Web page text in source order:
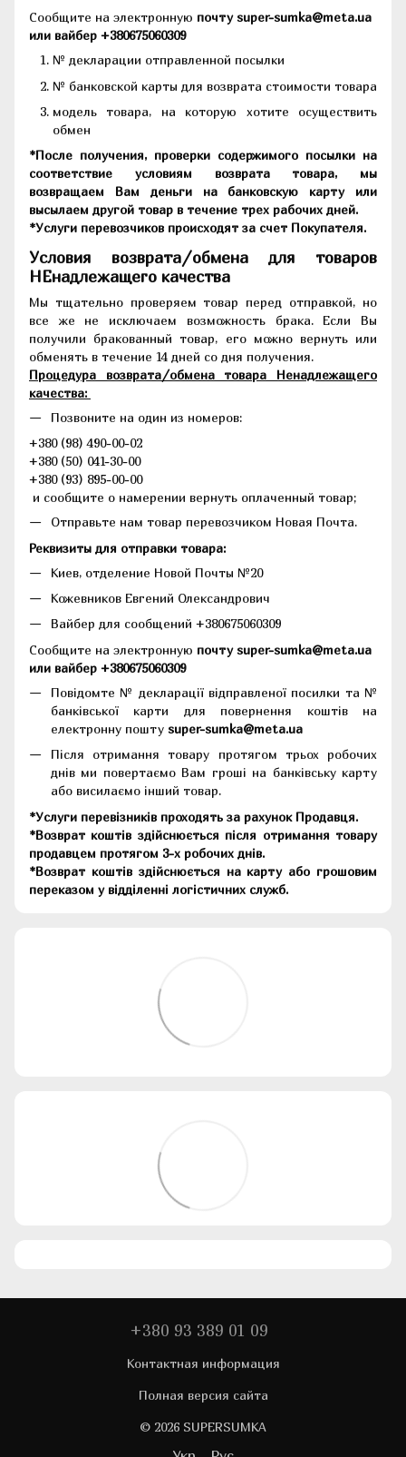
Сообщите на электронную почту super-sumka@meta.ua
или вайбер +380675060309
№ декларации отправленной посылки
№ банковской карты для возврата стоимости товара
модель товара, на которую хотите осуществить
обмен
*После получения, проверки содержимого посылки на
соответствие условиям возврата товара, мы
возвращаем Вам деньги на банковскую карту или
высылаем другой товар в течение трех рабочих дней.
*Услуги перевозчиков происходят за счет Покупателя.
Условия возврата/обмена для товаров
НЕнадлежащего качества
Мы тщательно проверяем товар перед отправкой, но
все же не исключаем возможность брака. Если Вы
получили бракованный товар, его можно вернуть или
обменять в течение 14 дней со дня получения.
Процедура возврата/обмена товара Ненадлежащего
качества:
Позвоните на один из номеров:
+380 (98) 490-00-02
+380 (50) 041-30-00
+380 (93) 895-00-00
и сообщите о намерении вернуть оплаченный товар;
Отправьте нам товар перевозчиком Новая Почта.
Реквизиты для отправки товара:
Киев, отделение Новой Почты №20
Кожевников Евгений Олександрович
Вайбер для сообщений +380675060309
Сообщите на электронную почту super-sumka@meta.ua
или вайбер +380675060309
Повідомте № декларації відправленої посилки та №
банківської карти для повернення коштів на
електронну пошту super-sumka@meta.ua
Після отримання товару протягом трьох робочих
днів ми повертаємо Вам гроші на банківську карту
або висилаємо інший товар.
*Услуги перевізників проходять за рахунок Продавця.
*Возврат коштів здійснюється після отримання товару
продавцем протягом 3-х робочих днів.
*Возврат коштів здійснюється на карту або грошовим
переказом у відділенні логістичних служб.
+380 93 389 01 09
Контактная информация
Полная версия сайта
© 2026 SUPERSUMKA